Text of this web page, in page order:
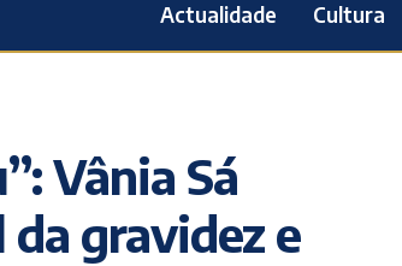
Actualidade Cultura
Vânia Sá
gravidez e